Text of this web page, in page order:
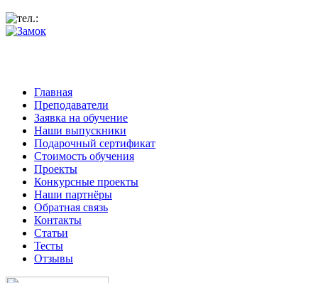
Главная
Преподаватели
Заявка на обучение
Наши выпускники
Подарочный сертификат
Стоимость обучения
Проекты
Конкурсные проекты
Наши партнёры
Обратная связь
Контакты
Статьи
Тесты
Отзывы